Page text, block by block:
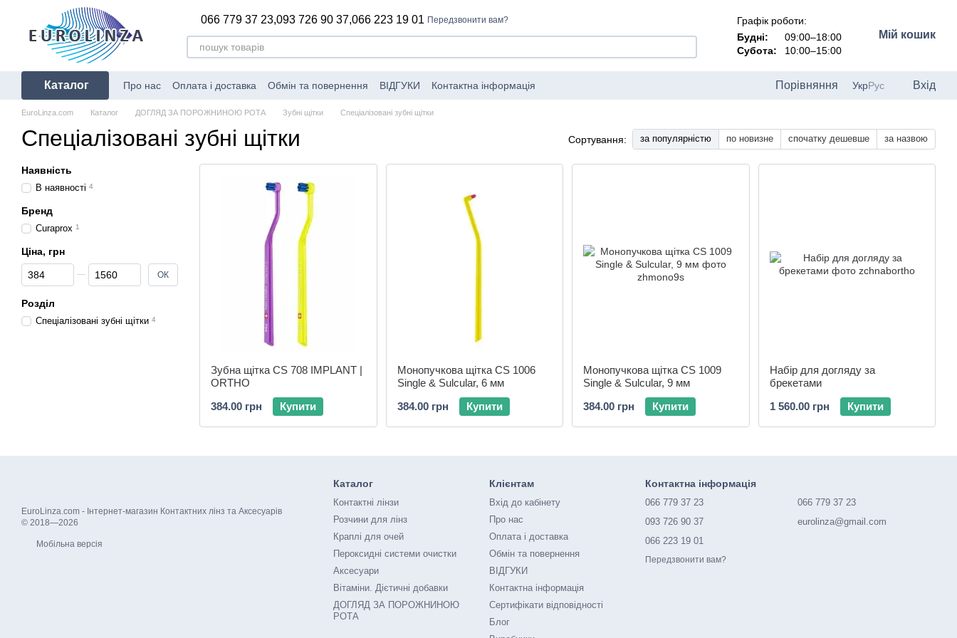
Перейти до основного контенту
066 779 37 23,093 726 90 37,066 223 19 01 Передзвонити вам?
Графік роботи:
Будні:
09:00–18:00
Субота:
10:00–15:00
Мій кошик
Каталог Про нас Оплата і доставка Обмін та повернення ВІДГУКИ
Контактна інформація
Порівняння УкрРус Вхід
EuroLinza.com Каталог ДОГЛЯД ЗА ПОРОЖНИНОЮ РОТА Зубні щітки Спеціалізовані зубні щітки
Спеціалізовані зубні щітки Сортування: за популярністю по новизне спочатку дешевше за назвою
Зубна щітка CS 708 IMPLANT |
ORTHO
384.00 грн
Купити
Монопучкова щітка CS 1006
Single & Sulcular, 6 мм
384.00 грн
Купити
Монопучкова щітка CS 1009
Single & Sulcular, 9 мм
384.00 грн
Купити
Набір для догляду за
брекетами
1 560.00 грн
Купити
Наявність
В наявності 4
Бренд
Curaprox 1
Ціна, грн
Від Ціна, грн
До Ціна, грн ОК
Розділ
Спеціалізовані зубні щітки 4
EuroLinza.com - Інтернет-магазин Контактних лінз та Аксесуарів
© 2018—2026
Мобільна версія
Каталог
Контактні лінзи
Розчини для лінз
Краплі для очей
Пероксидні системи очистки
Аксесуари
Вітаміни. Дієтичні добавки
ДОГЛЯД ЗА ПОРОЖНИНОЮ
РОТА
Клієнтам
Вхід до кабінету
Про нас
Оплата і доставка
Обмін та повернення
ВІДГУКИ
Контактна інформація
Сертифікати відповідності
Блог
Контактна інформація
066 779 37 23
093 726 90 37
066 223 19 01
Передзвонити вам?
066 779 37 23
eurolinza@gmail.com